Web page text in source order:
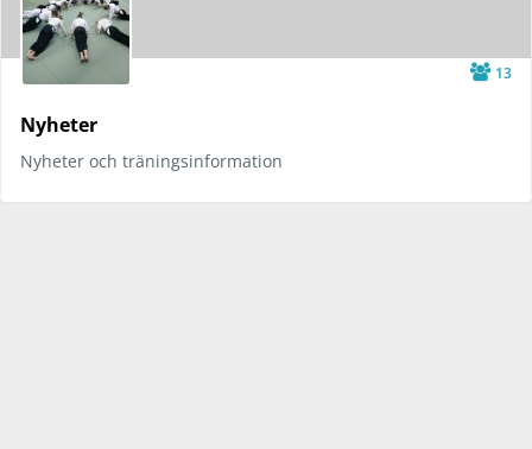
13
Nyheter
Nyheter och träningsinformation